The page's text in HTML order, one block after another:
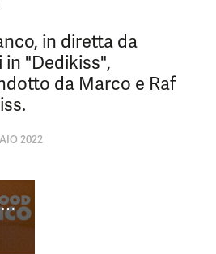
in diretta da
"Dedikiss",
da Marco e Raf
2022